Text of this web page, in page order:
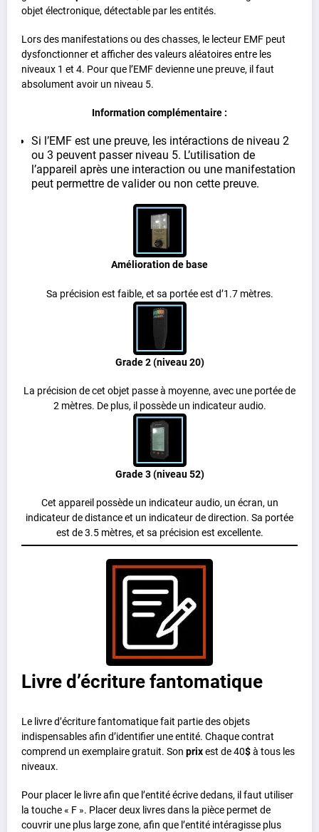
objet électronique, détectable par les entités.
Lors des manifestations ou des chasses, le lecteur EMF peut
dysfonctionner et afficher des valeurs aléatoires entre les
niveaux 1 et 4. Pour que l’EMF devienne une preuve, il faut
absolument avoir un niveau 5.
Information complémentaire :
Si l’EMF est une preuve, les intéractions de niveau 2
ou 3 peuvent passer niveau 5. L’utilisation de
l’appareil après une interaction ou une manifestation
peut permettre de valider ou non cette preuve.
Amélioration de base
Sa précision est faible, et sa portée est d’1.7 mètres.
Grade 2 (niveau 20)
La précision de cet objet passe à moyenne, avec une portée de
2 mètres. De plus, il possède un indicateur audio.
Grade 3 (niveau 52)
Cet appareil possède un indicateur audio, un écran, un
indicateur de distance et un indicateur de direction. Sa portée
est de 3.5 mètres, et sa précision est excellente.
Livre d’écriture fantomatique
Le livre d’écriture fantomatique fait partie des objets
indispensables afin d’identifier une entité. Chaque contrat
comprend un exemplaire gratuit. Son prixest de 40$à tous les
niveaux.
Pour placer le livre afin que l’entité écrive dedans, il faut utiliser
la touche « F ». Placer deux livres dans la pièce permet de
couvrir une plus large zone, afin que l’entité intéragisse plus